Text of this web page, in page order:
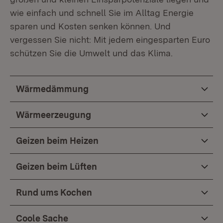
wie einfach und schnell Sie im Alltag Energie
sparen und Kosten senken können. Und
vergessen Sie nicht: Mit jedem eingesparten Euro
schützen Sie die Umwelt und das Klima.
Wärmedämmung
Wärmeerzeugung
Geizen beim Heizen
Geizen beim Lüften
Rund ums Kochen
Coole Sache